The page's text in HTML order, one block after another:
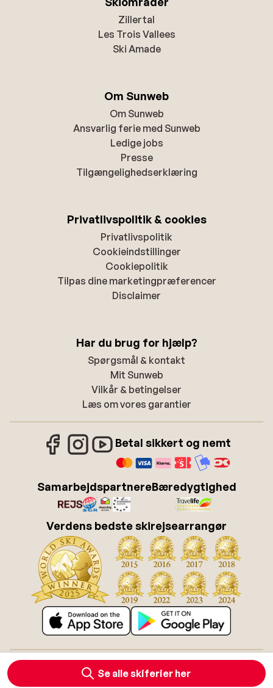
Se alle skiferier her
Zillertal
Les Trois Vallees
Ski Amade
Om Sunweb
Om Sunweb
Ansvarlig ferie med Sunweb
Ledige jobs
Presse
Tilgængelighedserklæring
Privatlivspolitik & cookies
Privatlivspolitik
Cookieindstillinger
Cookiepolitik
Tilpas dine marketingpræferencer
Disclaimer
Har du brug for hjælp?
Spørgsmål & kontakt
Mit Sunweb
Vilkår & betingelser
Læs om vores garantier
Betal sikkert og nemt
SamarbejdspartnereBæredygtighed
Verdens bedste skirejsearrangør
Job hos Sunweb
TilgængelighedserklæringDisclaimer